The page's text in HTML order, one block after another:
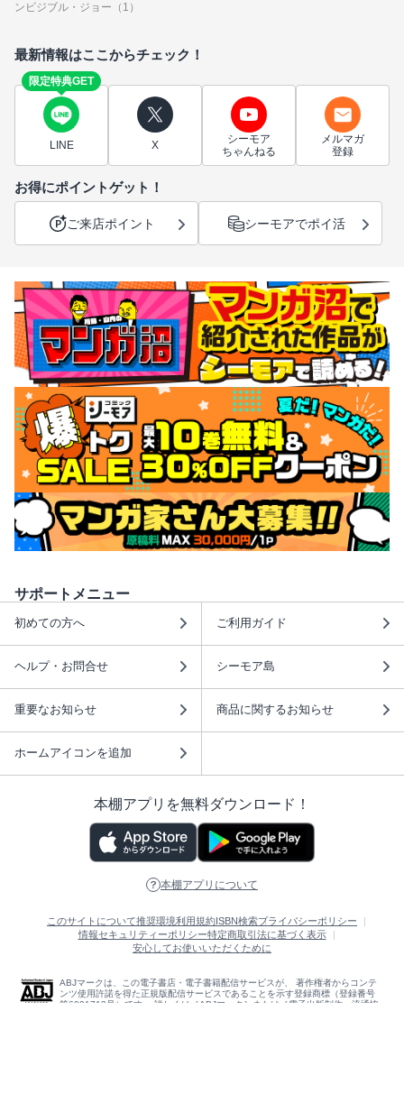
ンビジブル・ジョー（1）
最新情報はここからチェック！
限定特典GET
LINE X
シーモア
ちゃんねる
メルマガ
登録
お得にポイントゲット！
ご来店ポイント シーモアでポイ活
サポートメニュー
初めての方へ ご利用ガイド
ヘルプ・お問合せ シーモア島
重要なお知らせ 商品に関するお知らせ
ホームアイコンを追加
本棚アプリを無料ダウンロード！
本棚アプリについて
このサイトについて推奨環境利用規約ISBN検索プライバシーポリシー
情報セキュリティーポリシー特定商取引法に基づく表示
安心してお使いいただくために
ABJマークは、この電子書店・電子書籍配信サービスが、 著作権者からコンテ
ンツ使用許諾を得た正規版配信サービスであることを示す登録商標（登録番号
第6091713号）です。 詳しくは［ABJマーク］または［電子出版制作・流通協